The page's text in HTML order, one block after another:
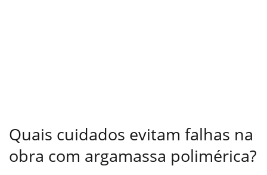
Quais cuidados evitam falhas na
obra com argamassa polimérica?